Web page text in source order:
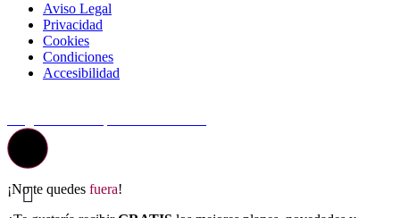
Aviso Legal
Privacidad
Cookies
Condiciones
Accesibilidad
¡No te quedes fuera!